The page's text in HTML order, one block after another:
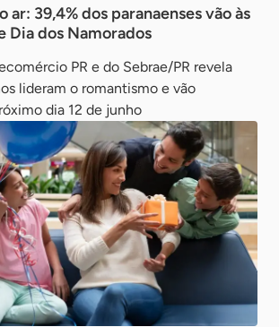
ar: 39,4% dos paranaenses vão às
Dia dos Namorados
PR e do Sebrae/PR revela
lideram o romantismo e vão
dia 12 de junho